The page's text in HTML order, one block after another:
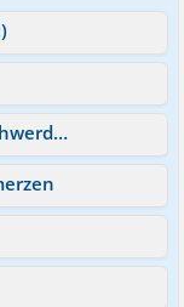
Atembeschwerden und Schluckbeschwerden